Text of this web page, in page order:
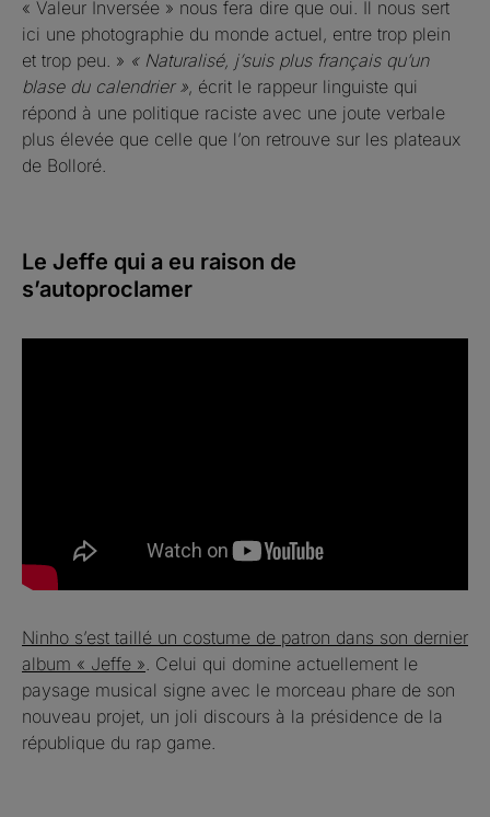
« Valeur Inversée » nous fera dire que oui. Il nous sert
ici une photographie du monde actuel, entre trop plein
et trop peu. » « Naturalisé, j’suis plus français qu’un
blase du calendrier », écrit le rappeur linguiste qui
répond à une politique raciste avec une joute verbale
plus élevée que celle que l’on retrouve sur les plateaux
de Bolloré.
Le Jeffe qui a eu raison de
s’autoproclamer
Ninho s’est taillé un costume de patron dans son dernier
album « Jeffe ». Celui qui domine actuellement le
paysage musical signe avec le morceau phare de son
nouveau projet, un joli discours à la présidence de la
république du rap game.